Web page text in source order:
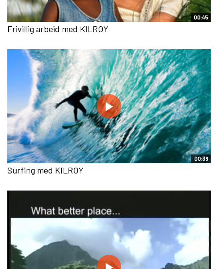
00:45
Frivillig arbeid med KILROY
00:36
Surfing med KILROY